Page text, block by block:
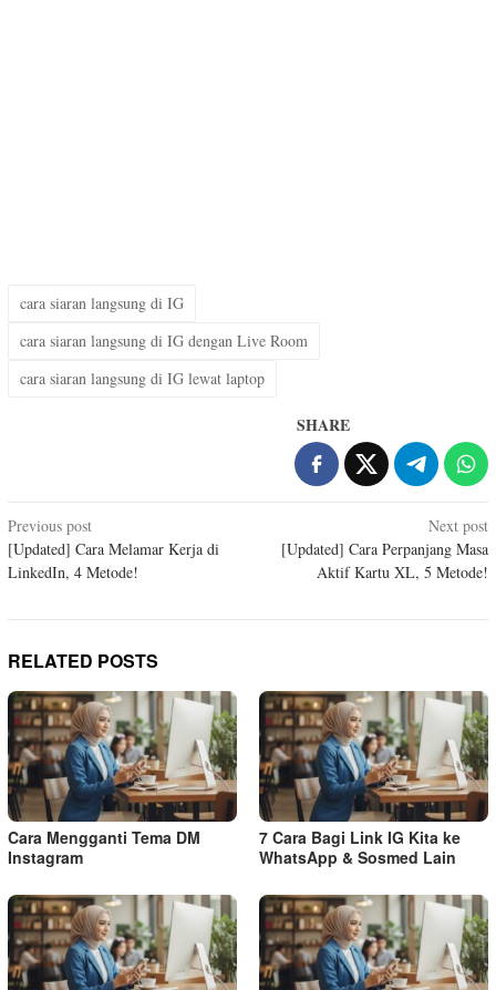
cara siaran langsung di IG
cara siaran langsung di IG dengan Live Room
cara siaran langsung di IG lewat laptop
SHARE
Post
navigation
Previous post
[Updated] Cara Melamar Kerja di
LinkedIn, 4 Metode!
Next post
[Updated] Cara Perpanjang Masa
Aktif Kartu XL, 5 Metode!
RELATED POSTS
Cara Mengganti Tema DM
Instagram
7 Cara Bagi Link IG Kita ke
WhatsApp & Sosmed Lain